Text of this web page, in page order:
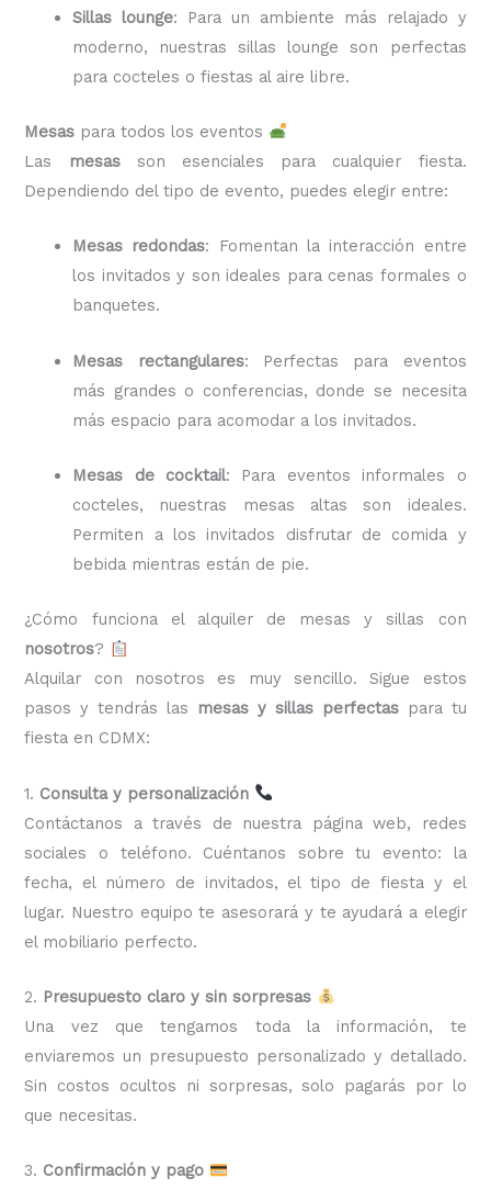
Sillas lounge: Para un ambiente más relajado y
moderno, nuestras sillas lounge son perfectas
para cocteles o fiestas al aire libre.
Mesas para todos los eventos
Las
mesasson esenciales para cualquier fiesta.
Dependiendo del tipo de evento, puedes elegir entre:
Mesas redondas: Fomentan la interacción entre
los invitados y son ideales para cenas formales o
banquetes.
Mesas rectangulares: Perfectas para eventos
más grandes o conferencias, donde se necesita
más espacio para acomodar a los invitados.
Mesas de cocktail: Para eventos informales o
cocteles, nuestras mesas altas son ideales.
Permiten a los invitados disfrutar de comida y
bebida mientras están de pie.
¿Cómo funciona el alquiler de mesas y sillas con
nosotros?
Alquilar con nosotros es muy sencillo. Sigue estos
pasos y tendrás las
mesas y sillas perfectaspara tu
fiesta en CDMX:
1. Consulta y personalización
Contáctanos a través de nuestra página web, redes
sociales o teléfono. Cuéntanos sobre tu evento: la
fecha, el número de invitados, el tipo de fiesta y el
lugar. Nuestro equipo te asesorará y te ayudará a elegir
el mobiliario perfecto.
2. Presupuesto claro y sin sorpresas
Una vez que tengamos toda la información, te
enviaremos un presupuesto personalizado y detallado.
Sin costos ocultos ni sorpresas, solo pagarás por lo
que necesitas.
3. Confirmación y pago